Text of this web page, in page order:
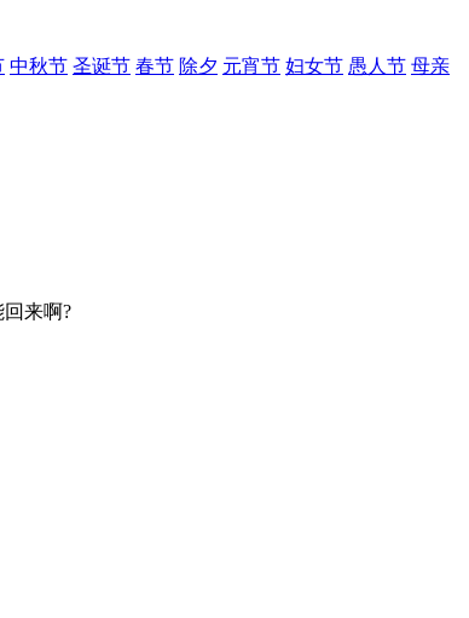
中秋节 圣诞节 春节 除夕 元宵节 妇女节 愚人节 母亲
来啊?